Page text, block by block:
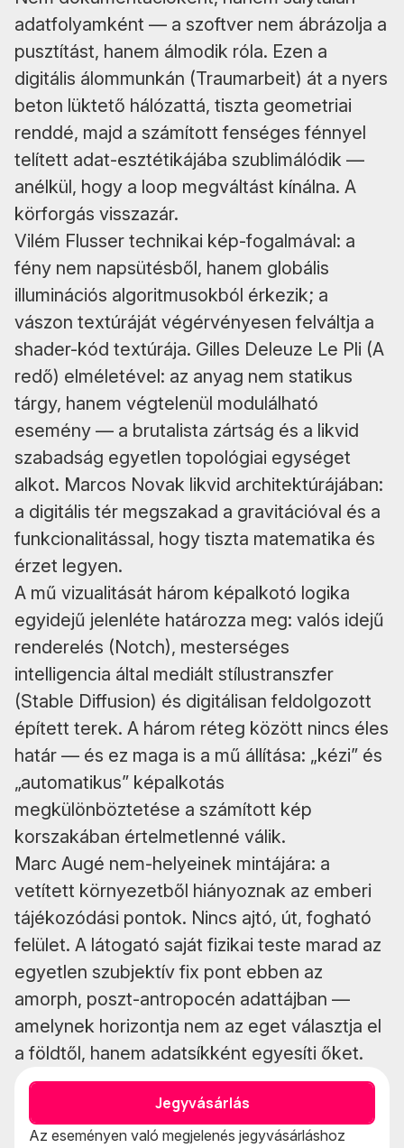
adatfolyamként — a szoftver nem ábrázolja a
pusztítást, hanem álmodik róla. Ezen a
digitális álommunkán (Traumarbeit) át a nyers
beton lüktető hálózattá, tiszta geometriai
renddé, majd a számított fenséges fénnyel
telített adat-esztétikájába szublimálódik —
anélkül, hogy a loop megváltást kínálna. A
körforgás visszazár.
Vilém Flusser technikai kép-fogalmával: a
fény nem napsütésből, hanem globális
illuminációs algoritmusokból érkezik; a
vászon textúráját végérvényesen felváltja a
shader-kód textúrája. Gilles Deleuze Le Pli (A
redő) elméletével: az anyag nem statikus
tárgy, hanem végtelenül modulálható
esemény — a brutalista zártság és a likvid
szabadság egyetlen topológiai egységet
alkot. Marcos Novak likvid architektúrájában:
a digitális tér megszakad a gravitációval és a
funkcionalitással, hogy tiszta matematika és
érzet legyen.
A mű vizualitását három képalkotó logika
egyidejű jelenléte határozza meg: valós idejű
renderelés (Notch), mesterséges
intelligencia által mediált stílustranszfer
(Stable Diffusion) és digitálisan feldolgozott
épített terek. A három réteg között nincs éles
határ — és ez maga is a mű állítása: „kézi” és
„automatikus” képalkotás
megkülönböztetése a számított kép
korszakában értelmetlenné válik.
Marc Augé nem-helyeinek mintájára: a
vetített környezetből hiányoznak az emberi
tájékozódási pontok. Nincs ajtó, út, fogható
felület. A látogató saját fizikai teste marad az
egyetlen szubjektív fix pont ebben az
amorph, poszt-antropocén adattájban —
amelynek horizontja nem az eget választja el
a földtől, hanem adatsíkként egyesíti őket.
Jegyvásárlás
Az eseményen való megjelenés jegyvásárláshoz